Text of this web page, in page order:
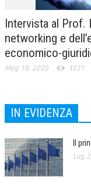
Intervista al Prof.
networking e
economico-
Mag 18, 2020 3521
IN EVIDENZA
Il
Lug